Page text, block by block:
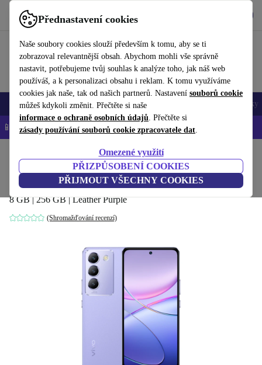
Přednastavení cookies
Naše soubory cookies slouží především k tomu, aby se ti
zobrazoval relevantnější obsah. Abychom mohli vše správně
nastavit, potřebujeme tvůj souhlas k analýze toho, jak náš web
používáš, a k personalizaci obsahu i reklam. K tomu využíváme
cookies jak naše, tak od našich partnerů. Nastavení souborů cookie
můžeš kdykoli změnit. Přečtěte si naše
informace o ochraně osobních údajů. Přečtěte si
zásady používání souborů cookie zpracovatele dat.
Omezené využití
PŘIZPŮSOBENÍ COOKIES
PŘIJMOUT VŠECHNY COOKIES
Používejte refurbed rychle a snadno
Mobily a smartphony Notebooky Tablety Doplňky
📱 -5 % NAVÍC na všechny iPhony – kód: IPHONEDEAL-
Mobily a smartphony
Vivo V40 SE 5G
8 GB | 256 GB | Leather Purple
(Shromažďování recenzí)